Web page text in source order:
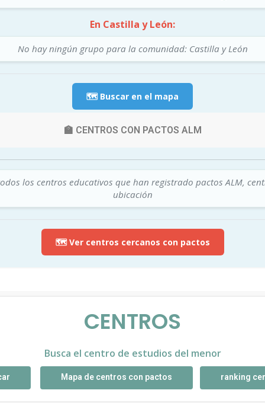
En Castilla y León:
No hay ningún grupo para la comunidad: Castilla y León
🗺️ Buscar en el mapa
🏫 CENTROS CON PACTOS ALM
los centros educativos que han registrado pactos ALM,
ubicación
🗺️ Ver centros cercanos con pactos
CENTROS
Busca el centro de estudios del menor
Mapa de centros con pactos ranking